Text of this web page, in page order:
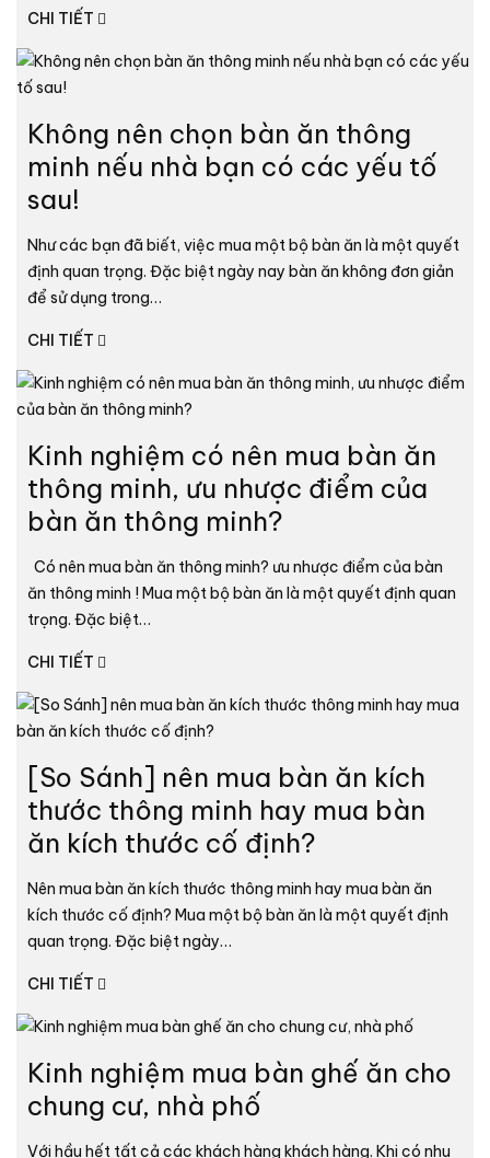
CHI TIẾT
Không nên chọn bàn ăn thông
minh nếu nhà bạn có các yếu tố
sau!
Như các bạn đã biết, việc mua một bộ bàn ăn là một quyết
định quan trọng. Đặc biệt ngày nay bàn ăn không đơn giản
để sử dụng trong…
CHI TIẾT
Kinh nghiệm có nên mua bàn ăn
thông minh, ưu nhược điểm của
bàn ăn thông minh?
Có nên mua bàn ăn thông minh? ưu nhược điểm của bàn
ăn thông minh ! Mua một bộ bàn ăn là một quyết định quan
trọng. Đặc biệt…
CHI TIẾT
[So Sánh] nên mua bàn ăn kích
thước thông minh hay mua bàn
ăn kích thước cố định?
Nên mua bàn ăn kích thước thông minh hay mua bàn ăn
kích thước cố định? Mua một bộ bàn ăn là một quyết định
quan trọng. Đặc biệt ngày…
CHI TIẾT
Kinh nghiệm mua bàn ghế ăn cho
chung cư, nhà phố
Với hầu hết tất cả các khách hàng khách hàng. Khi có nhu